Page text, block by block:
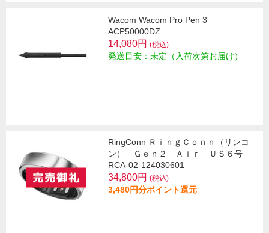
Wacom Wacom Pro Pen 3
ACP50000DZ
14,080円 (税込)
発送目安：未定（入荷次第お届け）
RingConn ＲｉｎｇＣｏｎｎ（リンコ
ン） Ｇｅｎ２ Ａｉｒ ＵＳ６号
RCA-02-124030601
34,800円 (税込)
3,480円分ポイント還元